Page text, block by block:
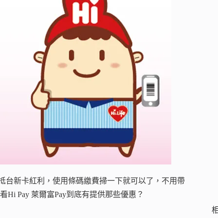
台新卡紅利，使用條碼繳費掃一下就可以了，不用帶
Pay 萊爾富Pay到底有提供那些優惠？